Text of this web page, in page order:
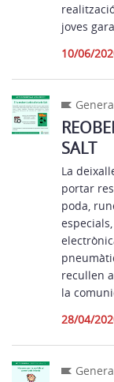
joves
10/06/
SALT
La
portar
poda,
recullen
la
28/04/